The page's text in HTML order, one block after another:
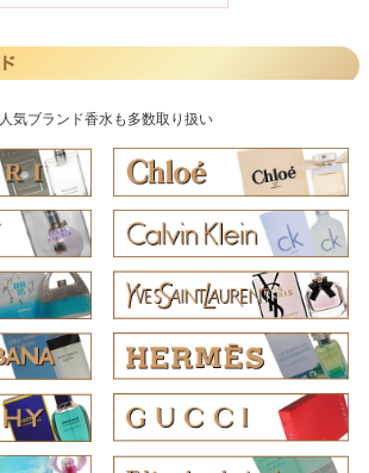
人気ブランド香水も多数取り扱い